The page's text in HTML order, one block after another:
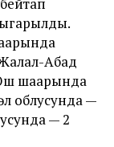
Абад
шаарында
облусунда —
— 2